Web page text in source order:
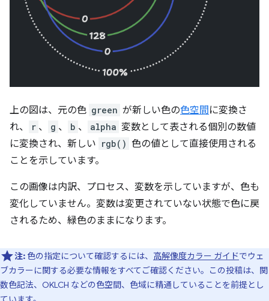
上の図は、元の色 green が新しい色の色空間に変換さ
れ、
r 、 g 、 b 、 alpha 変数として表される個別の数値
に変換され、新しい rgb() 色の値として直接使用される
ことを示しています。
この画像は内訳、プロセス、変数を示していますが、色も
変化していません。変数は変更されていない状態で色に戻
されるため、緑色のままになります。
注: 色の指定について確認するには、 高解像度カラー ガイドでウェ
ブカラーに関する必要な情報をすべてご確認ください。この投稿は、関
数色記法、OKLCH などの色空間、色域に精通していることを前提とし